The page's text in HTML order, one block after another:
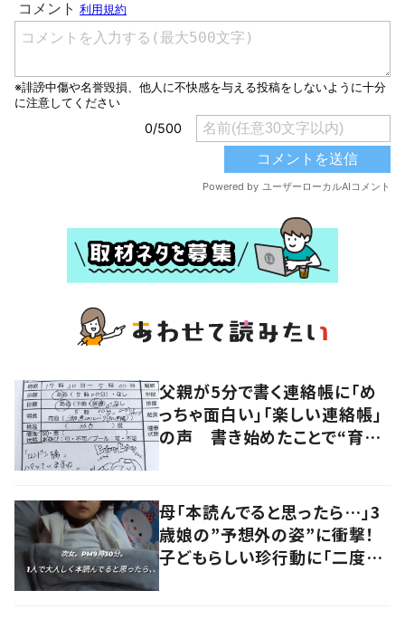
父親が5分で書く連絡帳に「め
っちゃ面白い」「楽しい連絡帳」
の声 書き始めたことで“育児
母「本読んでると思ったら…」3
歳娘の”予想外の姿”に衝撃！
子どもらしい珍行動に「二度見